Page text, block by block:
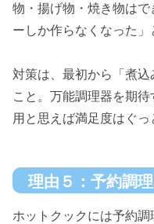
物・揚げ物・焼き物はで
ーしか作らなくなった」
対策は、最初から「煮
こと。万能調理器を期
用と思えば満足度はぐっ
理由５：予約調
ホットクックには予約